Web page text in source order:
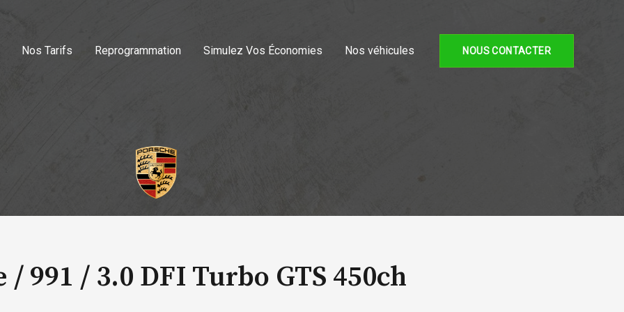
Nos Tarifs Reprogrammation Simulez Vos Économies Nos véhicules NOUS CONTACTER
/ 991 / 3.0 DFI Turbo GTS 450ch